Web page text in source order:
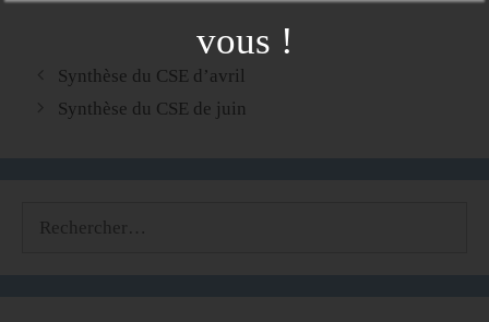
vous !
Synthèse du CSE d’avril
Synthèse du CSE de juin